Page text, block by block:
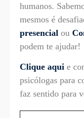
humanos.
mesmos é
presencial ou
podem te ajudar!
Clique aqui e
psicólogas para
faz sentido para